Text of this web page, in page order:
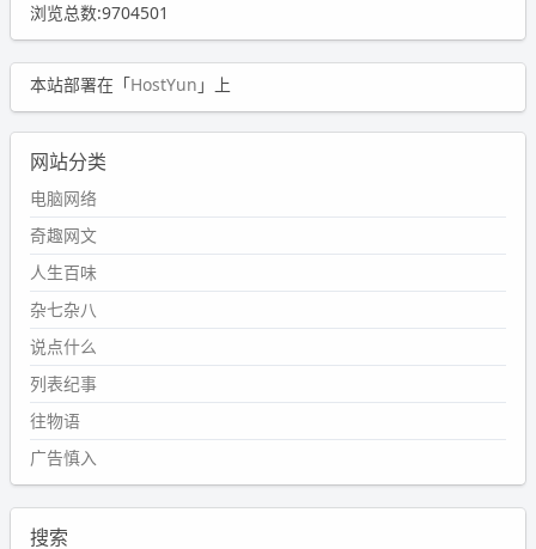
浏览总数:9704501
本站部署在「HostYun 」上
网站分类
电脑网络
奇趣网文
人生百味
杂七杂八
说点什么
列表纪事
往物语
广告慎入
搜索